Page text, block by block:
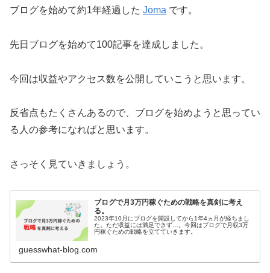
ブログを始めて約1年経過した Joma です。
先日ブログを始めて100記事を達成しました。
今回は収益やアクセス数を公開していこうと思います。
反省点もたくさんあるので、ブログを始めようと思ってい
る人の参考になればと思います。
さっそく見ていきましょう。
ブログで月3万円稼ぐための戦略を真剣に考え
る。
2023年10月にブログを開設してから1年4ヵ月が経ちまし
た。ただ収益には満足できず…。今回はブログで月収3万
円稼ぐための戦略を立てていきます。
guesswhat-blog.com